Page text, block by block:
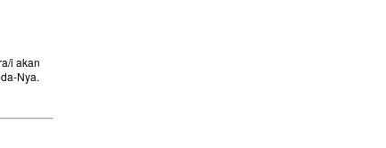
i akan
Nya.